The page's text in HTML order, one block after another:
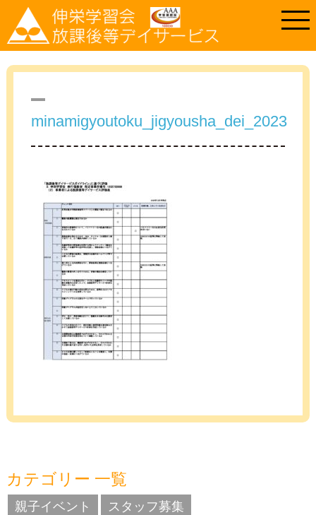
minamigyoutoku_jigyousha_dei_2023
カテゴリー 一覧
親子イベント
スタッフ募集